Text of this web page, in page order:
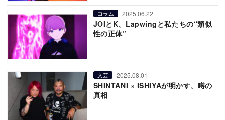
コラム 2025.06.22
JOIとK、Lapwingと私たちの“類似
性の正体”
文芸 2025.08.01
SHINTANI × ISHIYAが明かす、噂の
真相